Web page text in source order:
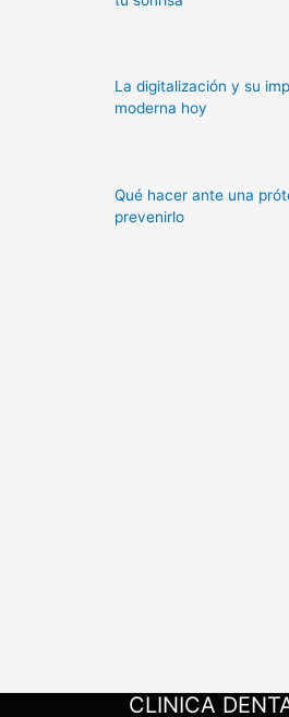
La digitalización y su
moderna hoy
Qué hacer ante una
prevenirlo
CLINICA